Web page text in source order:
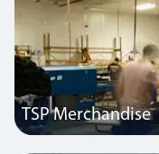
TSP Merchandise
Die Druckerei eines der